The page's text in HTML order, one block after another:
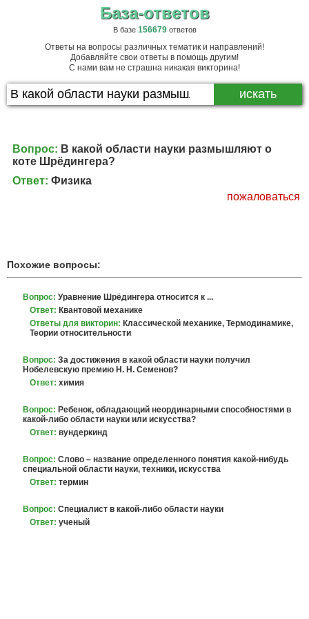
База-ответов
В базе 156679ответов
Ответы на вопросы различных тематик и направлений!
Добавляйте свои ответы в помощь другим!
С нами вам не страшна никакая викторина!
Вопрос: В какой области науки размышляют о
коте Шрёдингера?
Ответ: Физика
пожаловаться
Похожие вопросы:
Вопрос: Уравнение Шрёдингера относится к ...
Ответ: Квантовой механике
Ответы для викторин: Классической механике, Термодинамике,
Теории относительности
Вопрос: За достижения в какой области науки получил
Нобелевскую премию Н. Н. Семенов?
Ответ: химия
Вопрос: Ребенок, обладающий неординарными способностями в
какой-либо области науки или искусства?
Ответ: вундеркинд
Вопрос: Слово – название определенного понятия какой-нибудь
специальной области науки, техники, искусства
Ответ: термин
Вопрос: Специалист в какой-либо области науки
Ответ: ученый